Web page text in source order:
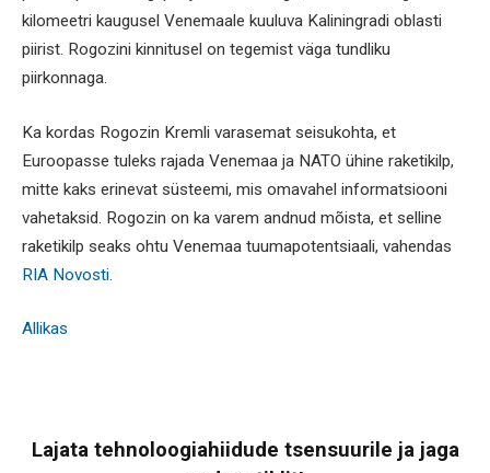
kilomeetri kaugusel Venemaale kuuluva Kaliningradi oblasti
piirist. Rogozini kinnitusel on tegemist väga tundliku
piirkonnaga.
Ka kordas Rogozin Kremli varasemat seisukohta, et
Euroopasse tuleks rajada Venemaa ja NATO ühine raketikilp,
mitte kaks erinevat süsteemi, mis omavahel informatsiooni
vahetaksid. Rogozin on ka varem andnud mõista, et selline
raketikilp seaks ohtu Venemaa tuumapotentsiaali, vahendas
RIA Novosti.
Allikas
Lajata tehnoloogiahiidude tsensuurile ja jaga